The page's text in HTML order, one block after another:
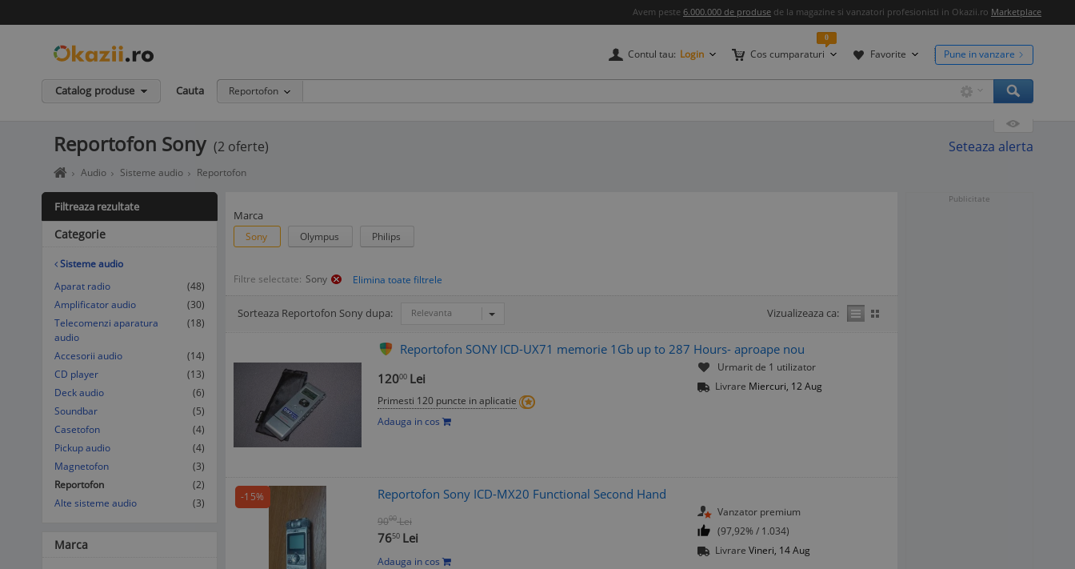
Avem peste 6.000.000 de produse de la magazine si vanzatori profesionisti in Okazii.ro Marketplace
Contul tau: Login Cos cumparaturi
0
Favorite Pune in vanzare
Catalog produse Cauta Reportofon
Reportofon Sony (2 oferte) Seteaza alerta
Home
-
Cumperi
in
de
la
vanzatori
de
incredere
Audio Sisteme audio Reportofon
Marca
Sony Olympus Philips
Filtre selectate: Sony
Sorteaza Reportofon Sony dupa: Relevanta Vizualizeaza ca:
Afisare Lista
Afisare galerie
Reportofon SONY ICD-UX71 memorie 1Gb up to 287 Hours- aproape nou
12000 Lei
Primesti 120 puncte in aplicatie
Adauga in cos
Urmarit de 1 utilizator
Livrare Miercuri, 12 Aug
-15% Reportofon Sony ICD-MX20 Functional Second Hand
9000 Lei
7650 Lei
Adauga in cos
Vanzator premium
(97,92% / 1.034)
Livrare Vineri, 14 Aug
Filtreaza rezultate
Categorie
Sisteme audio
Aparat radio
(48)
Amplificator audio
(30)
Telecomenzi aparatura
audio
(18)
Accesorii audio
(14)
CD player
(13)
Deck audio
(6)
Soundbar
(5)
Casetofon
(4)
Pickup audio
(4)
Magnetofon
(3)
Reportofon
(2)
Alte sisteme audio
(3)
Marca
Publicitate